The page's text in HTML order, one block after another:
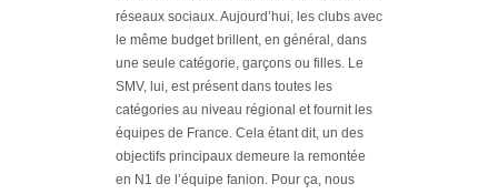
réseaux sociaux. Aujourd’hui, les clubs avec
le même budget brillent, en général, dans
une seule catégorie, garçons ou filles. Le
SMV, lui, est présent dans toutes les
catégories au niveau régional et fournit les
équipes de France. Cela étant dit, un des
objectifs principaux demeure la remontée
en N1 de l’équipe fanion. Pour ça, nous